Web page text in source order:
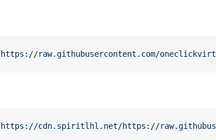
https://raw.githubusercontent.com/
https://cdn.spiritlhl.net/https://